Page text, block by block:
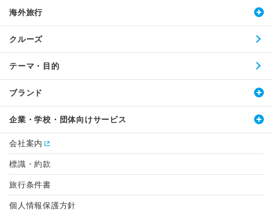
海外旅行
クルーズ
テーマ・目的
ブランド
企業・学校・団体向けサービス
会社案内
標識・約款
旅行条件書
個人情報保護方針